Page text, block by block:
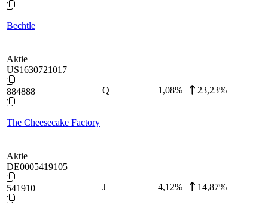
Bechtle
Aktie
US1630721017
884888
The Cheesecake Factory
Q 1,08% 23,23%
Aktie
DE0005419105
541910 J 4,12% 14,87%